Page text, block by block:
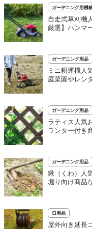
ガーデニング用機
自走式草刈機
厳選】ハンマ
ガーデニング用品
ミニ耕運機人
庭菜園やレン
ガーデニング用品
ラティス人気
ランター付き
ガーデニング用品
鍬（くわ）人
堀り向け商品
日用品
屋外向き延長